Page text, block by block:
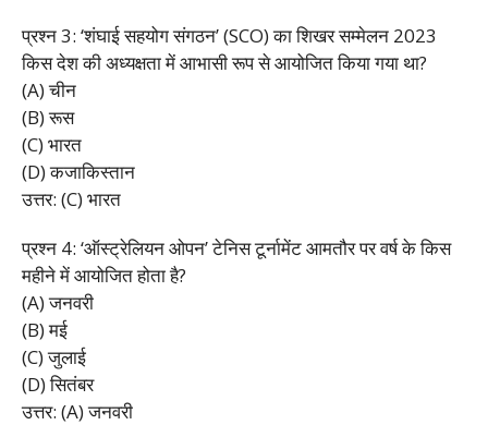
प्रश्न 3: ‘शंघाई सहयोग संगठन’ (SCO) का शिखर सम्मेलन 2023
किस देश की अध्यक्षता में आभासी रूप से आयोजित किया गया था?
(A) चीन
(B) रूस
(C) भारत
(D) कजाकिस्तान
उत्तर: (C) भारत
प्रश्न 4: ‘ऑस्ट्रेलियन ओपन’ टेनिस टूर्नामेंट आमतौर पर वर्ष के किस
महीने में आयोजित होता है?
(A) जनवरी
(B) मई
(C) जुलाई
(D) सितंबर
उत्तर: (A) जनवरी